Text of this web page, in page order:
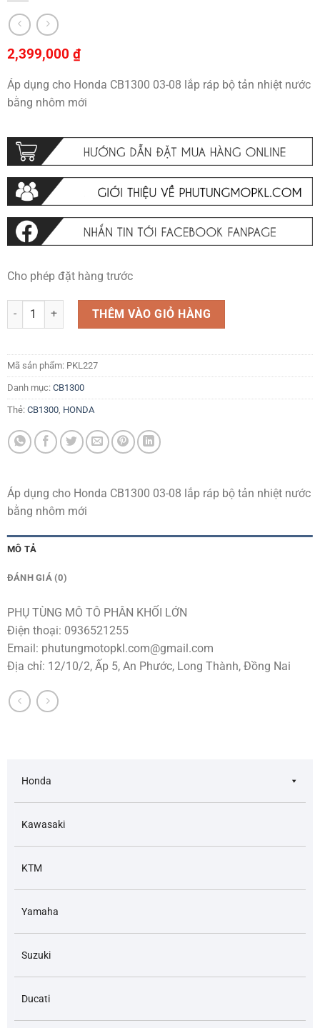
2,399,000 ₫
Áp dụng cho Honda CB1300 03-08 lắp ráp bộ tản nhiệt nước
bằng nhôm mới
Cho phép đặt hàng trước
Áp dụng cho Honda CB1300 03-08 lắp ráp bộ tản nhiệt nước bằng
THÊM VÀO GIỎ HÀNG
Mã sản phẩm: PKL227
Danh mục: CB1300
Thẻ: CB1300, HONDA
Áp dụng cho Honda CB1300 03-08 lắp ráp bộ tản nhiệt nước
bằng nhôm mới
MÔ TẢ
ĐÁNH GIÁ (0)
PHỤ TÙNG MÔ TÔ PHÂN KHỐI LỚN
Điện thoại: 0936521255
Email: phutungmotopkl.com@gmail.com
Địa chỉ: 12/10/2, Ấp 5, An Phước, Long Thành, Đồng Nai
Honda
Kawasaki
KTM
Yamaha
Suzuki
Ducati